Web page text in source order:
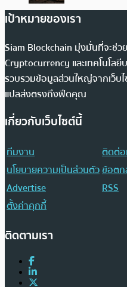
เป้าหมายของเรา
Siam Blockchain มุ่งมั่นที่จะช่ว
Cryptocurrency และเทคโนโล
รวบรวมข้อมูลส่วนใหญ่จากเว็บไ
แปลส่งตรงถึงฟีดคุณ
เกี่ยวกับเว็บไซต์นี้
ทีมงาน
ติดต่อ
นโยบายความเป็นส่วนตัวข้อตก
Advertise
RSS
ตั้งค่าคุกกี้
ติดตามเรา